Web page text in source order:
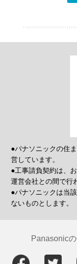
●パナソニックの住
営しています。
●工事請負契約は、
運営会社との間で行
●パナソニックは当
ないものとします。
Panasonic